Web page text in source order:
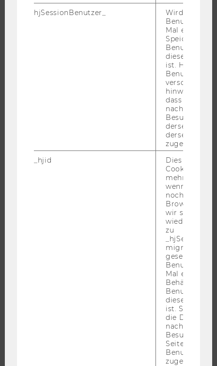
FORSCHUNGSINFRASTRUKTUR
WU FOUNDATION
hjSessionBenutzer_
Wird gesetzt,
Benutzer
Mal eine
Speichert die
Benutzer-ID,
diese Seite
ist. Hotjar
Benutzer
verschiedene
hinweg.Stellt
dass Daten
Besuchen auf
derselben
derselben
zugeordnet
_hjid
Dies ist ein
Cookie, das
mehr setzen,
wenn ein
noch in
Browser hat,
wir seinen
zu
migrieren.
gesetzt,
Benutzer
Mal eine
Behält die
Benutzer-ID
diese Seite
ist. Stellt
die Daten von
Besuchen
Seite
Benutzer-ID
zugeordnet